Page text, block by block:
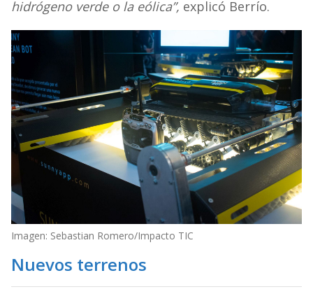
hidrógeno verde o la eólica”, explicó Berrío.
Imagen: Sebastian Romero/Impacto TIC
Nuevos terrenos